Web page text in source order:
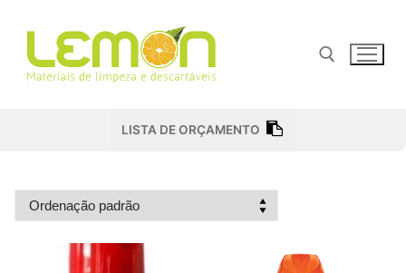
para
conteúdo
Pesquisar por:
LISTA DE ORÇAMENTO